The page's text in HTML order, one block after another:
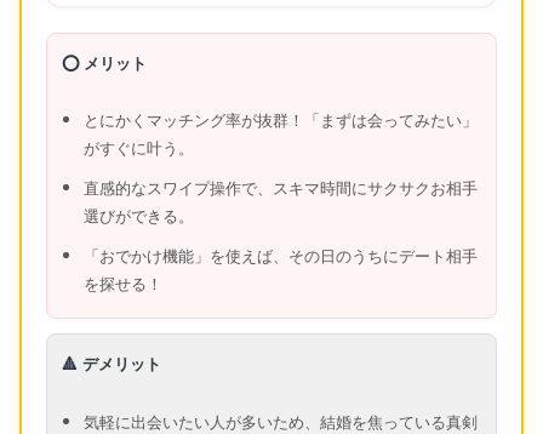
⭕️ メリット
とにかくマッチング率が抜群！「まずは会ってみたい」
がすぐに叶う。
直感的なスワイプ操作で、スキマ時間にサクサクお相手
選びができる。
「おでかけ機能」を使えば、その日のうちにデート相手
を探せる！
🔺 デメリット
気軽に出会いたい人が多いため、結婚を焦っている真剣